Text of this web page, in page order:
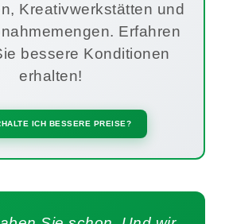
Kreativwerkstätten und
Erfahren
bessere Konditionen
erhalten!
ICH BESSERE PREISE?